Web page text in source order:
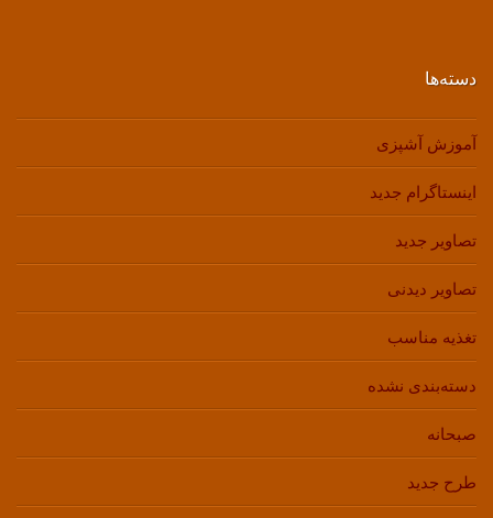
دسته‌ها
آموزش آشپزی
اینستاگرام جدید
تصاویر جدید
تصاویر دیدنی
تغذیه مناسب
دسته‌بندی نشده
صبحانه
طرح جدید